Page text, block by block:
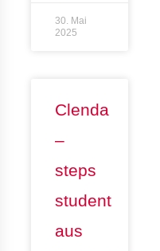
30. Mai
2025
Clenda
–
steps
student
aus